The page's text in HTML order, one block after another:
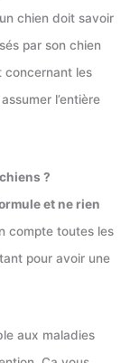
chien doit savoir
par son chien
concernant les
l’entière
?
et ne rien
compte toutes les
pour avoir une
aux maladies